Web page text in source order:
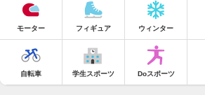
モーター フィギュア ウィンター
自転車 学生スポーツ Doスポーツ